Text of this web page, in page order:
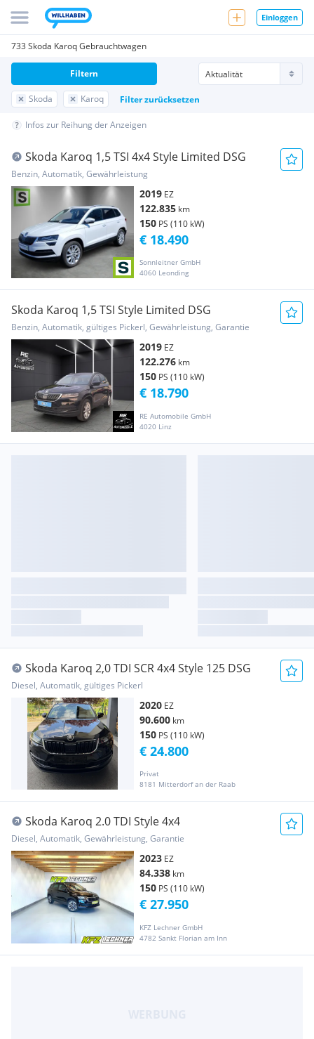
Einloggen
733 Skoda Karoq Gebrauchtwagen
Skoda Karoq Filter zurücksetzen
Filtern
Infos zur Reihung der Anzeigen
Skoda Karoq 1,5 TSI 4x4 Style Limited DSG
Benzin, Automatik, Gewährleistung
2019 EZ
122.835 km
150 PS (110 kW)
Sonnleitner GmbH
4060 Leonding
€ 18.490
Skoda Karoq 1,5 TSI Style Limited DSG
Benzin, Automatik, gültiges Pickerl, Gewährleistung, Garantie
2019 EZ
122.276 km
150 PS (110 kW)
RE Automobile GmbH
4020 Linz
€ 18.790
Skoda Karoq 2,0 TDI SCR 4x4 Style 125 DSG
Diesel, Automatik, gültiges Pickerl
2020 EZ
90.600 km
150 PS (110 kW)
Privat
8181 Mitterdorf an der Raab
€ 24.800
Skoda Karoq 2.0 TDI Style 4x4
Diesel, Automatik, Gewährleistung, Garantie
2023 EZ
84.338 km
150 PS (110 kW)
KFZ Lechner GmbH
4782 Sankt Florian am Inn
€ 27.950